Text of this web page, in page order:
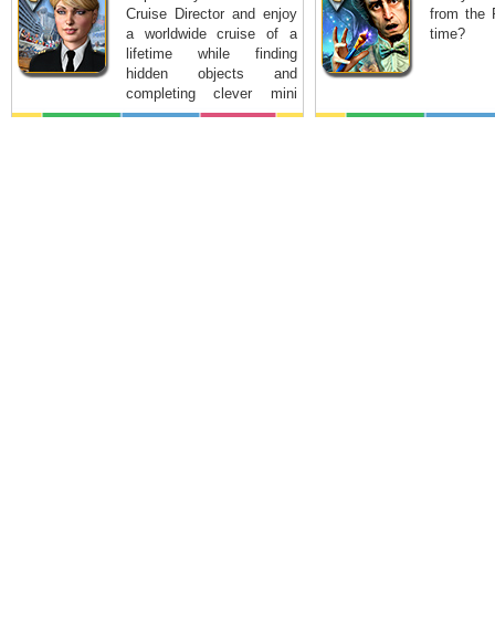
Cruise Director and enjoy
a worldwide cruise of a
lifetime while finding
hidden objects and
completing clever mini
games.
from the
time?